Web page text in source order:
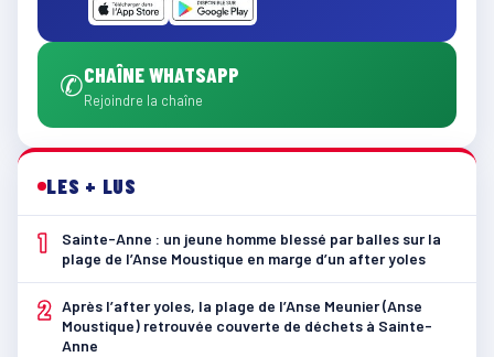
✆CHAÎNE WHATSAPP
Rejoindre la chaîne
LES + LUS
1
Sainte-Anne : un jeune homme blessé par balles sur la
plage de l’Anse Moustique en marge d’un after yoles
2 Après l’after yoles, la plage de l’Anse Meunier (Anse
Moustique) retrouvée couverte de déchets à Sainte-
Anne